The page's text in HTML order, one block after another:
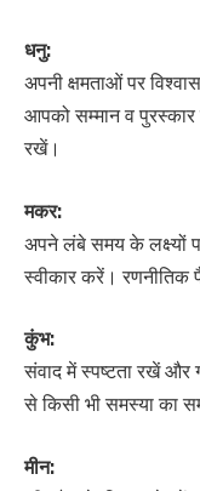
धनु:
अपनी क्षमताओं पर
आपको सम्मान व
रखें।
मकर:
अपने लंबे समय के लक्ष्यों
स्वीकार करें।
कुंभ:
संवाद में स्पष्टता रखें और
से किसी भी समस्या का
मीन: